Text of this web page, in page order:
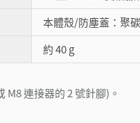
本體殼/防塵蓋：聚
約 40 g
M8 連接器的 2 號針腳)。